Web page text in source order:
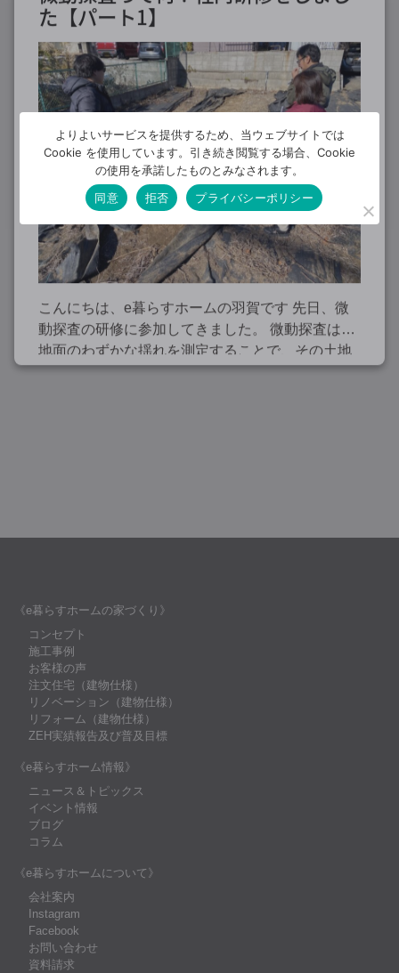
《e暮らすホームの家づくり》
コンセプト
施工事例
お客様の声
注文住宅（建物仕様）
リノベーション（建物仕様）
リフォーム（建物仕様）
ZEH実績報告及び普及目標
《e暮らすホーム情報》
ニュース＆トピックス
イベント情報
ブログ
コラム
《e暮らすホームについて》
会社案内
Instagram
Facebook
お問い合わせ
資料請求
た【パート1】
こんにちは、e暮らすホームの羽賀です 先日、微
動探査の研修に参加してきました。 微動探査は、
地面のわずかな揺れを測定することで、その土地
が持つ地盤の特性を把握するための調査です。 一
よりよいサービスを提供するため、当ウェブサイトでは
Cookie を使用しています。引き続き閲覧する場合、Cookie
の使用を承諾したものとみなされます。
同意
拒否 プライバシーポリシー